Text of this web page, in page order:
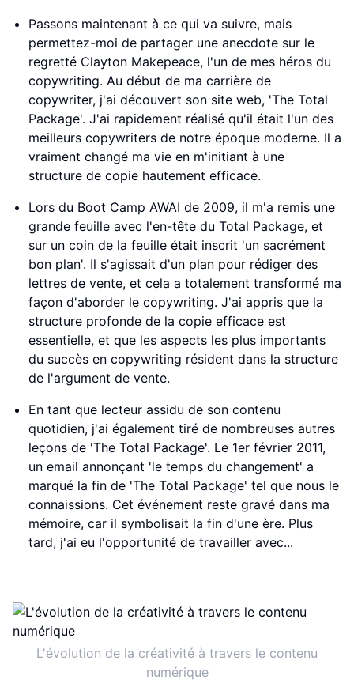
Passons maintenant à ce qui va suivre, mais
permettez-moi de partager une anecdote sur le
regretté Clayton Makepeace, l'un de mes héros du
copywriting. Au début de ma carrière de
copywriter, j'ai découvert son site web, 'The Total
Package'. J'ai rapidement réalisé qu'il était l'un des
meilleurs copywriters de notre époque moderne. Il a
vraiment changé ma vie en m'initiant à une
structure de copie hautement efficace.
Lors du Boot Camp AWAI de 2009, il m'a remis une
grande feuille avec l'en-tête du Total Package, et
sur un coin de la feuille était inscrit 'un sacrément
bon plan'. Il s'agissait d'un plan pour rédiger des
lettres de vente, et cela a totalement transformé ma
façon d'aborder le copywriting. J'ai appris que la
structure profonde de la copie efficace est
essentielle, et que les aspects les plus importants
du succès en copywriting résident dans la structure
de l'argument de vente.
En tant que lecteur assidu de son contenu
quotidien, j'ai également tiré de nombreuses autres
leçons de 'The Total Package'. Le 1er février 2011,
un email annonçant 'le temps du changement' a
marqué la fin de 'The Total Package' tel que nous le
connaissions. Cet événement reste gravé dans ma
mémoire, car il symbolisait la fin d'une ère. Plus
tard, j'ai eu l'opportunité de travailler avec...
L'évolution de la créativité à travers le contenu
numérique